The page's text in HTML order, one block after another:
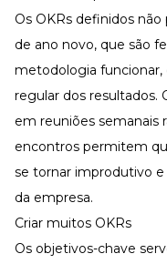
Os OKRs definidos
de ano novo, que são
metodologia
regular dos resultados.
em reuniões semanais
encontros permitem
se tornar improdutivo e
da empresa.
Criar muitos OKRs
Os objetivos-chave